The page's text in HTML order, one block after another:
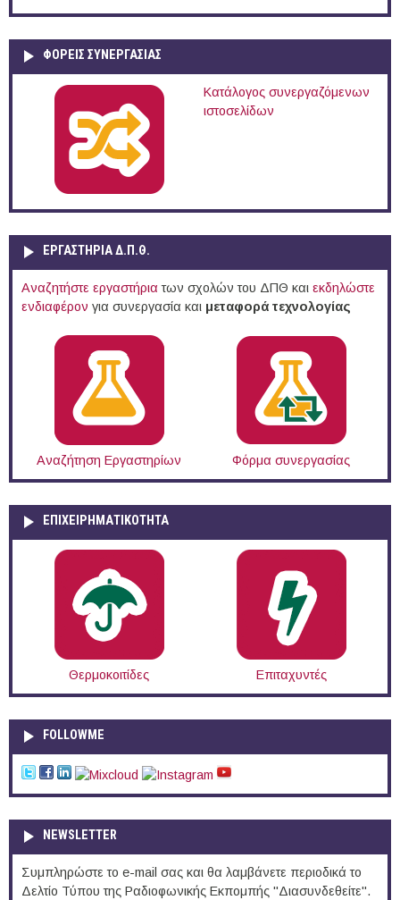
ΦΟΡΕΙΣ ΣΥΝΕΡΓΑΣΙΑΣ
Κατάλογος συνεργαζόμενων
ιστοσελίδων
ΕΡΓΑΣΤΗΡΙΑ Δ.Π.Θ.
Αναζητήστε εργαστήρια των σχολών του ΔΠΘ και εκδηλώστε
ενδιαφέρον για συνεργασία και μεταφορά τεχνολογίας
Αναζήτηση Εργαστηρίων Φόρμα συνεργασίας
ΕΠΙΧΕΙΡΗΜΑΤΙΚΟΤΗΤΑ
Θερμοκοιτίδες Επιταχυντές
FOLLOWME
NEWSLETTER
Συμπληρώστε το e-mail σας και θα λαμβάνετε περιοδικά το
Δελτίο Τύπου της Ραδιοφωνικής Εκπομπής "Διασυνδεθείτε".